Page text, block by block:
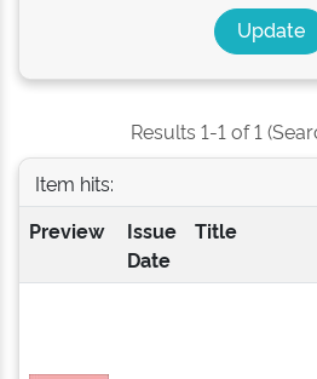
Results 1-1 of 1
Item hits:
Preview
Issue
Date
Title